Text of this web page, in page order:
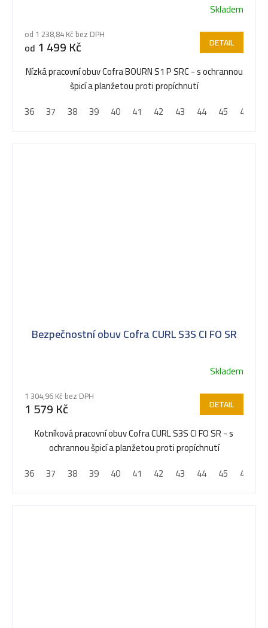
hodnocení
produktu
je
5,0
hvězdiček.
Skladem
od 1 238,84 Kč bez DPH
od 1 499 Kč DETAIL
Nízká pracovní obuv Cofra BOURN S1 P SRC - s ochrannou
špicí a planžetou proti propíchnutí
36
37 38 39 40 41 42 43 44 45 46
Bezpečnostní obuv Cofra CURL S3S CI FO SR
Skladem
1 304,96 Kč bez DPH
1 579 Kč DETAIL
Kotníková pracovní obuv Cofra CURL S3S CI FO SR - s
ochrannou špicí a planžetou proti propíchnutí
36
37 38 39 40 41 42 43 44 45 46